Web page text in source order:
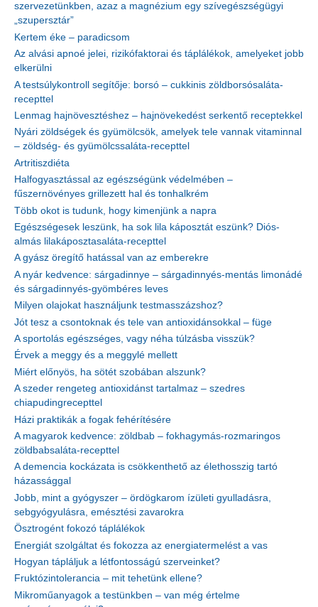
szervezetünkben, azaz a magnézium egy szívegészségügyi
„szupersztár”
Kertem éke – paradicsom
Az alvási apnoé jelei, rizikófaktorai és táplálékok, amelyeket jobb
elkerülni
A testsúlykontroll segítője: borsó – cukkinis zöldborsósaláta-
recepttel
Lenmag hajnövesztéshez – hajnövekedést serkentő receptekkel
Nyári zöldségek és gyümölcsök, amelyek tele vannak vitaminnal
– zöldség- és gyümölcssaláta-recepttel
Artritiszdiéta
Halfogyasztással az egészségünk védelmében –
fűszernövényes grillezett hal és tonhalkrém
Több okot is tudunk, hogy kimenjünk a napra
Egészségesek leszünk, ha sok lila káposztát eszünk? Diós-
almás lilakáposztasaláta-recepttel
A gyász öregítő hatással van az emberekre
A nyár kedvence: sárgadinnye – sárgadinnyés-mentás limonádé
és sárgadinnyés-gyömbéres leves
Milyen olajokat használjunk testmasszázshoz?
Jót tesz a csontoknak és tele van antioxidánsokkal – füge
A sportolás egészséges, vagy néha túlzásba visszük?
Érvek a meggy és a meggylé mellett
Miért előnyös, ha sötét szobában alszunk?
A szeder rengeteg antioxidánst tartalmaz – szedres
chiapudingrecepttel
Házi praktikák a fogak fehérítésére
A magyarok kedvence: zöldbab – fokhagymás-rozmaringos
zöldbabsaláta-recepttel
A demencia kockázata is csökkenthető az élethosszig tartó
házassággal
Jobb, mint a gyógyszer – ördögkarom ízületi gyulladásra,
sebgyógyulásra, emésztési zavarokra
Ösztrogént fokozó táplálékok
Energiát szolgáltat és fokozza az energiatermelést a vas
Hogyan tápláljuk a létfontosságú szerveinket?
Fruktózintolerancia – mit tehetünk ellene?
Mikroműanyagok a testünkben – van még értelme